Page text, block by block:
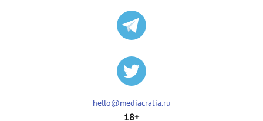
hello@mediacratia.ru
18+